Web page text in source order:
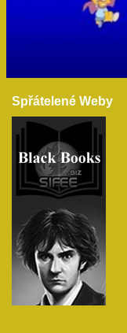
Spřátelené Weby